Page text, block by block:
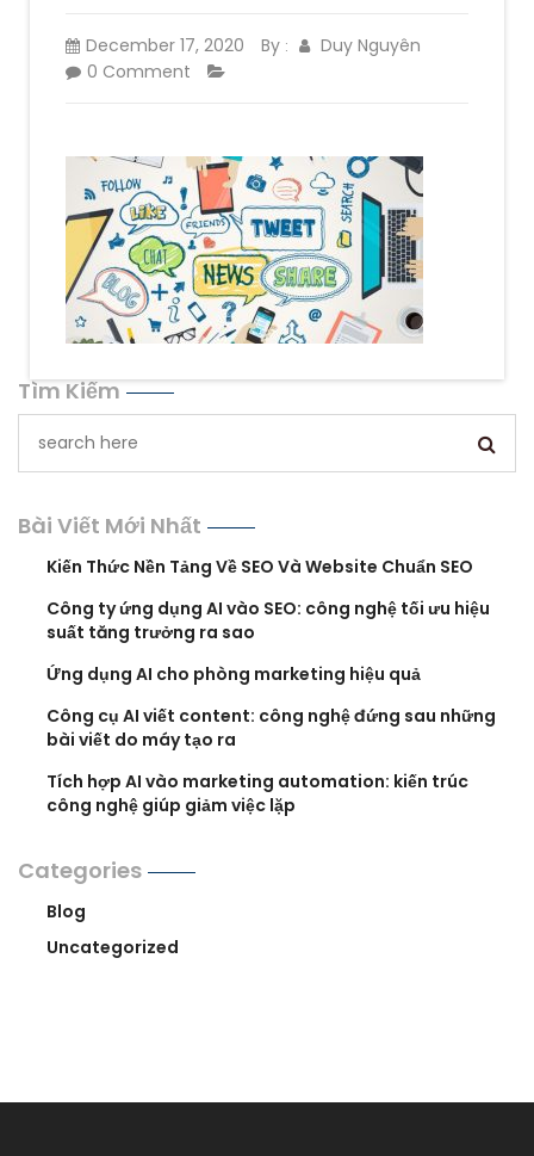
December 17, 2020 By :
Duy Nguyên
0 Comment
Tìm Kiếm
Bài Viết Mới Nhất
Kiến Thức Nền Tảng Về SEO Và Website Chuẩn SEO
Công ty ứng dụng AI vào SEO: công nghệ tối ưu hiệu
suất tăng trưởng ra sao
Ứng dụng AI cho phòng marketing hiệu quả
Công cụ AI viết content: công nghệ đứng sau những
bài viết do máy tạo ra
Tích hợp AI vào marketing automation: kiến trúc
công nghệ giúp giảm việc lặp
Categories
Blog
Uncategorized